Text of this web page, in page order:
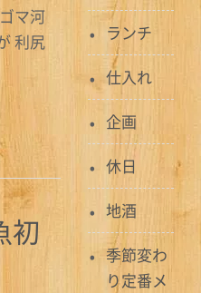
マ河
利尻
初
ランチ
仕入れ
企画
休日
地酒
季節変わ
り定番メ